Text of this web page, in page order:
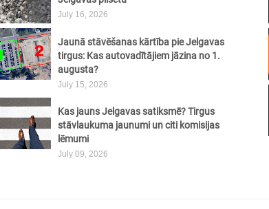
July 16, 2026
Jaunā stāvēšanas kārtība pie Jelgavas
tirgus: Kas autovadītājiem jāzina no 1.
augusta?
July 15, 2026
Kas jauns Jelgavas satiksmē? Tirgus
stāvlaukuma jaunumi un citi komisijas
lēmumi
July 09, 2026